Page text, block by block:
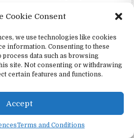
Cookie Consent
we use technologies like cookies
information. Consenting to these
data such as browsing
site. Not consenting or withdrawing
certain features and functions.
Accept
Terms and Conditions
e harmonia ao casamento,
funcional que existe
Mas essa subordinação não
menos Deus na Sua natureza
e para